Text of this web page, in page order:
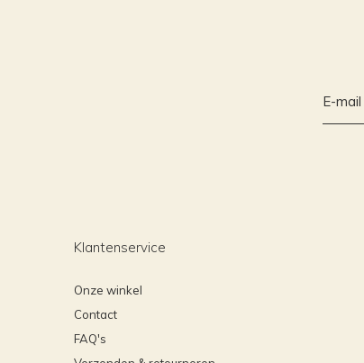
Klantenservice
Onze winkel
Contact
FAQ's